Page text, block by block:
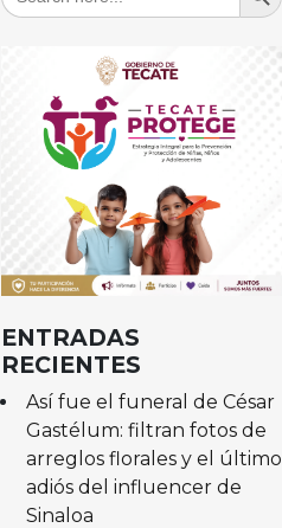
ENTRADAS
RECIENTES
Así fue el funeral de César
Gastélum: filtran fotos de
arreglos florales y el último
adiós del influencer de
Sinaloa